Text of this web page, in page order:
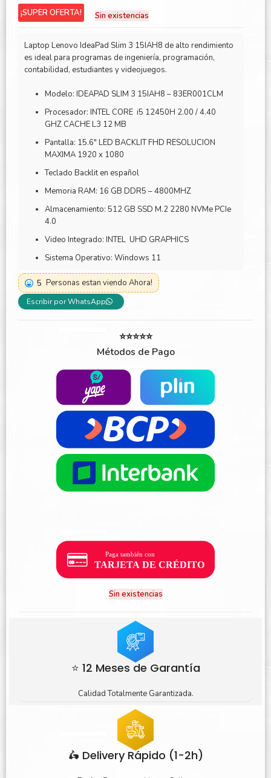
original
S/2,200.00.S/2,000.00.
¡SUPER OFERTA! Sin existencias
Laptop Lenovo IdeaPad Slim 3 15IAH8 de alto rendimiento
es ideal para programas de ingeniería, programación,
contabilidad, estudiantes y videojuegos.
Modelo: IDEAPAD SLIM 3 15IAH8 – 83ER001CLM
Procesador: INTEL CORE i5 12450H 2.00 / 4.40
GHZ CACHE L3 12 MB
Pantalla: 15.6″ LED BACKLIT FHD RESOLUCION
MAXIMA 1920 x 1080
Teclado Backlit en español
Memoria RAM: 16 GB DDR5 – 4800MHZ
Almacenamiento: 512 GB SSD M.2 2280 NVMe PCIe
4.0
Video Integrado: INTEL UHD GRAPHICS
Sistema Operativo: Windows 11
5 Personas estan viendo Ahora!
Escribir por WhatsApp
⭐⭐⭐⭐⭐
Métodos de Pago
Sin existencias
⭐ 12 Meses de Garantía
Calidad Totalmente Garantizada.
🛵 Delivery Rápido (1-2h)